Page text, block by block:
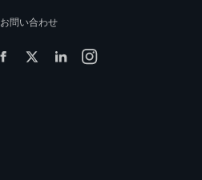
お問い合わせ